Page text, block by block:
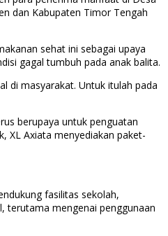
dan Kabupaten Timor Tengah
sehat ini sebagai upaya
gagal tumbuh pada anak balita.
di masyarakat. Untuk itulah pada
berupaya untuk penguatan
XL Axiata menyediakan paket-
fasilitas sekolah,
terutama mengenai penggunaan